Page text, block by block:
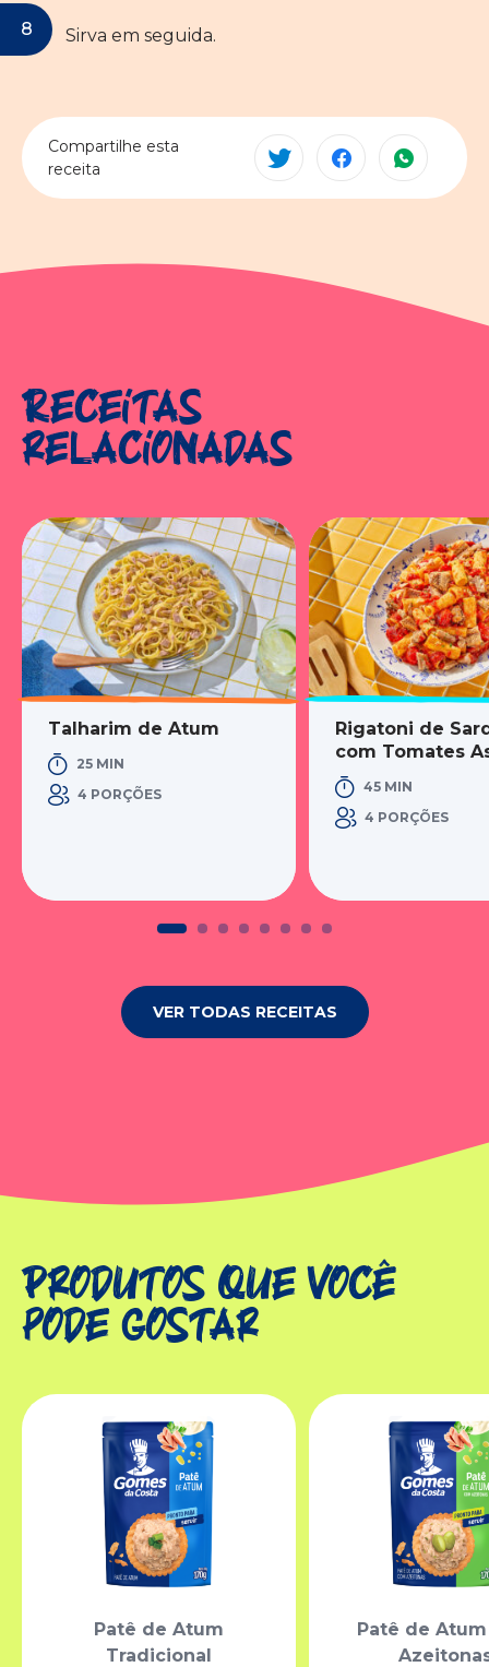
Sirva em seguida.
Compartilhe esta
receita
Receitas
relacionadas
Talharim de Atum
25 MIN
4 PORÇÕES
Rigatoni de
com Tomates
45 MIN
4 PORÇÕES
VER TODAS RECEITAS
Produtos que você
pode gostar
Patê de Atum
Tradicional
Patê de